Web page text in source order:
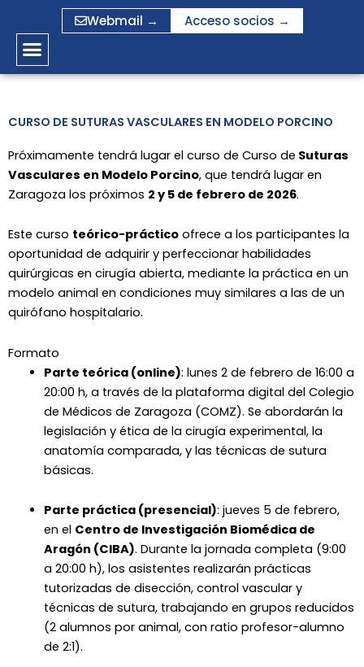
contenido
Webmail → Acceso socios →
CURSO DE SUTURAS VASCULARES EN MODELO PORCINO
Próximamente tendrá lugar el curso de Curso de Suturas
Vasculares en Modelo Porcino, que tendrá lugar en
Zaragoza los próximos 2 y 5 de febrero de 2026.
Este curso teórico-práctico ofrece a los participantes la
oportunidad de adquirir y perfeccionar habilidades
quirúrgicas en cirugía abierta, mediante la práctica en un
modelo animal en condiciones muy similares a las de un
quirófano hospitalario.
Formato
Parte teórica (online): lunes 2 de febrero de 16:00 a
20:00 h, a través de la plataforma digital del Colegio
de Médicos de Zaragoza (COMZ). Se abordarán la
legislación y ética de la cirugía experimental, la
anatomía comparada, y las técnicas de sutura
básicas.
Parte práctica (presencial): jueves 5 de febrero,
en el Centro de Investigación Biomédica de
Aragón (CIBA). Durante la jornada completa (9:00
a 20:00 h), los asistentes realizarán prácticas
tutorizadas de disección, control vascular y
técnicas de sutura, trabajando en grupos reducidos
(2 alumnos por animal, con ratio profesor-alumno
de 2:1).